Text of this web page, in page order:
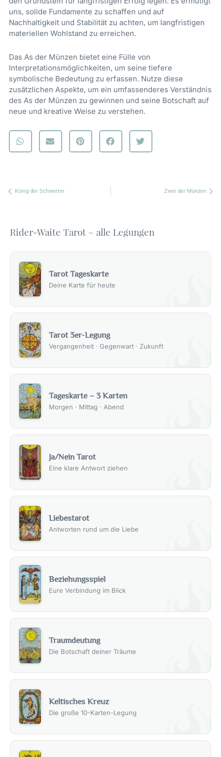
uns, solide Fundamente zu schaffen und auf
Nachhaltigkeit und Stabilität zu achten, um langfristigen
materiellen Wohlstand zu erreichen.
Das As der Münzen bietet eine Fülle von
Interpretationsmöglichkeiten, um seine tiefere
symbolische Bedeutung zu erfassen. Nutze diese
zusätzlichen Aspekte, um ein umfassenderes Verständnis
des As der Münzen zu gewinnen und seine Botschaft auf
neue und kreative Weise zu verstehen.
Zurück
König der Schwerter Zwei der Münzen
Rider-Waite Tarot – alle Legungen
Tarot Tageskarte
Deine Karte für heute
Tarot 3er-Legung
Vergangenheit · Gegenwart · Zukunft
Tageskarte – 3 Karten
Morgen · Mittag · Abend
Ja/Nein Tarot
Eine klare Antwort ziehen
Liebestarot
Antworten rund um die Liebe
Beziehungsspiel
Eure Verbindung im Blick
Traumdeutung
Die Botschaft deiner Träume
Keltisches Kreuz
Die große 10-Karten-Legung